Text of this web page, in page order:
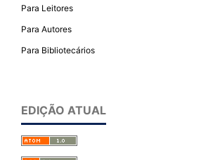
Para Leitores
Para Autores
Para Bibliotecários
EDIÇÃO ATUAL